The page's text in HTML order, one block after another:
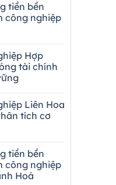
tiền bền
công nghiệp
Hợp
tài chính
Liên Hoa
tích cơ
tiền bền
công nghiệp
Hoá